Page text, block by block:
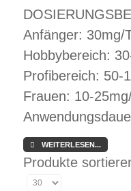
Anfänger: 30mg/
Hobbybereich:
Profibereich: 50-
Frauen: 10-
WEITERLESEN...
Produkte